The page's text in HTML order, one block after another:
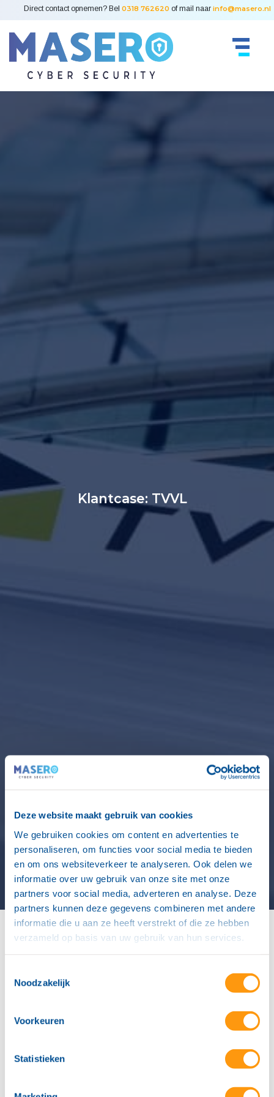
Deze website maakt gebruik van cookies
We gebruiken cookies om content en advertenties te
personaliseren, om functies voor social media te bieden
en om ons websiteverkeer te analyseren. Ook delen we
informatie over uw gebruik van onze site met onze
partners voor social media, adverteren en analyse. Deze
partners kunnen deze gegevens combineren met andere
informatie die u aan ze heeft verstrekt of die ze hebben
verzameld op basis van uw gebruik van hun services.
Noodzakelijk
Voorkeuren
Statistieken
Direct contact opnemen? Bel 0318 762620 of mail naar info@masero.nl
Klantcase: TVVL
Home" Klantcase: TVVL
beveiligd is. Een SOC is